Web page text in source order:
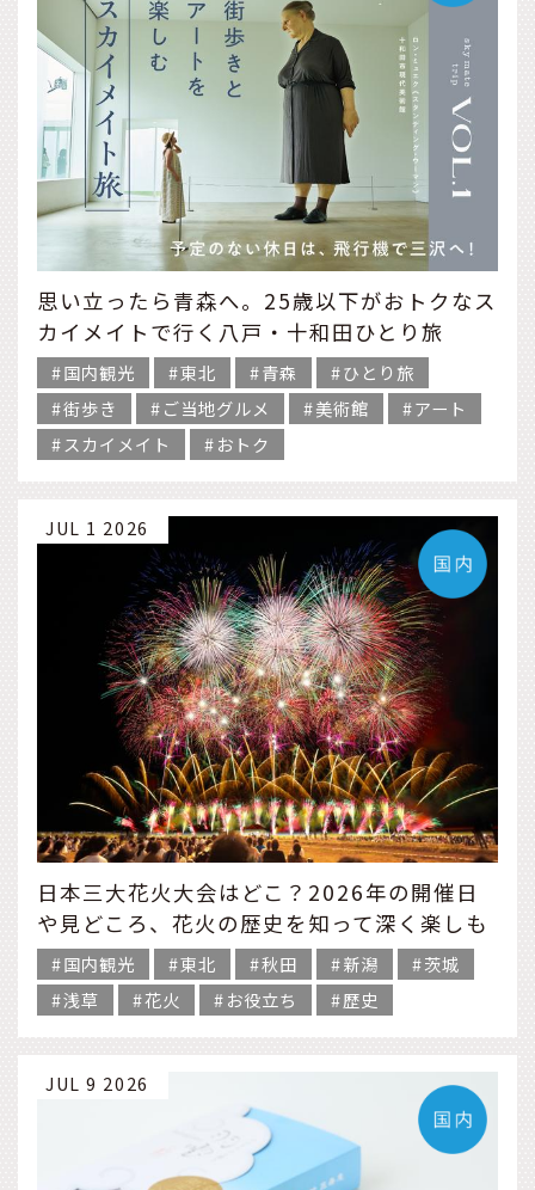
思い立ったら青森へ。25歳以下がおトクなス
カイメイトで行く八戸・十和田ひとり旅
国内観光 東北 青森
ひとり旅
街歩き
ご当地グルメ 美術館
アート
スカイメイト
おトク
日本三大花火大会はどこ？2026年の開催日
や見どころ、花火の歴史を知って深く楽しも
う。
JUL 1 2026
国内観光 東北 秋田 新潟
茨城
浅草
花火 お役立ち 歴史
JUL 9 2026